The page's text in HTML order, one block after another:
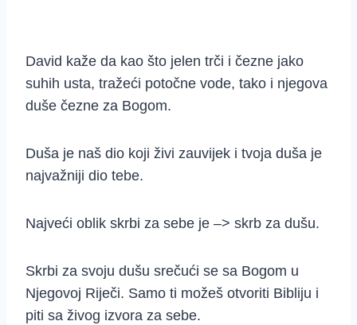
David kaže da kao što jelen trči i čezne jako
suhih usta, tražeći potočne vode, tako i njegova
duše čezne za Bogom.
Duša je naš dio koji živi zauvijek i tvoja duša je
najvažniji dio tebe.
Najveći oblik skrbi za sebe je –> skrb za dušu.
Skrbi za svoju dušu srečući se sa Bogom u
Njegovoj Riječi. Samo ti možeš otvoriti Bibliju i
piti sa živog izvora za sebe.